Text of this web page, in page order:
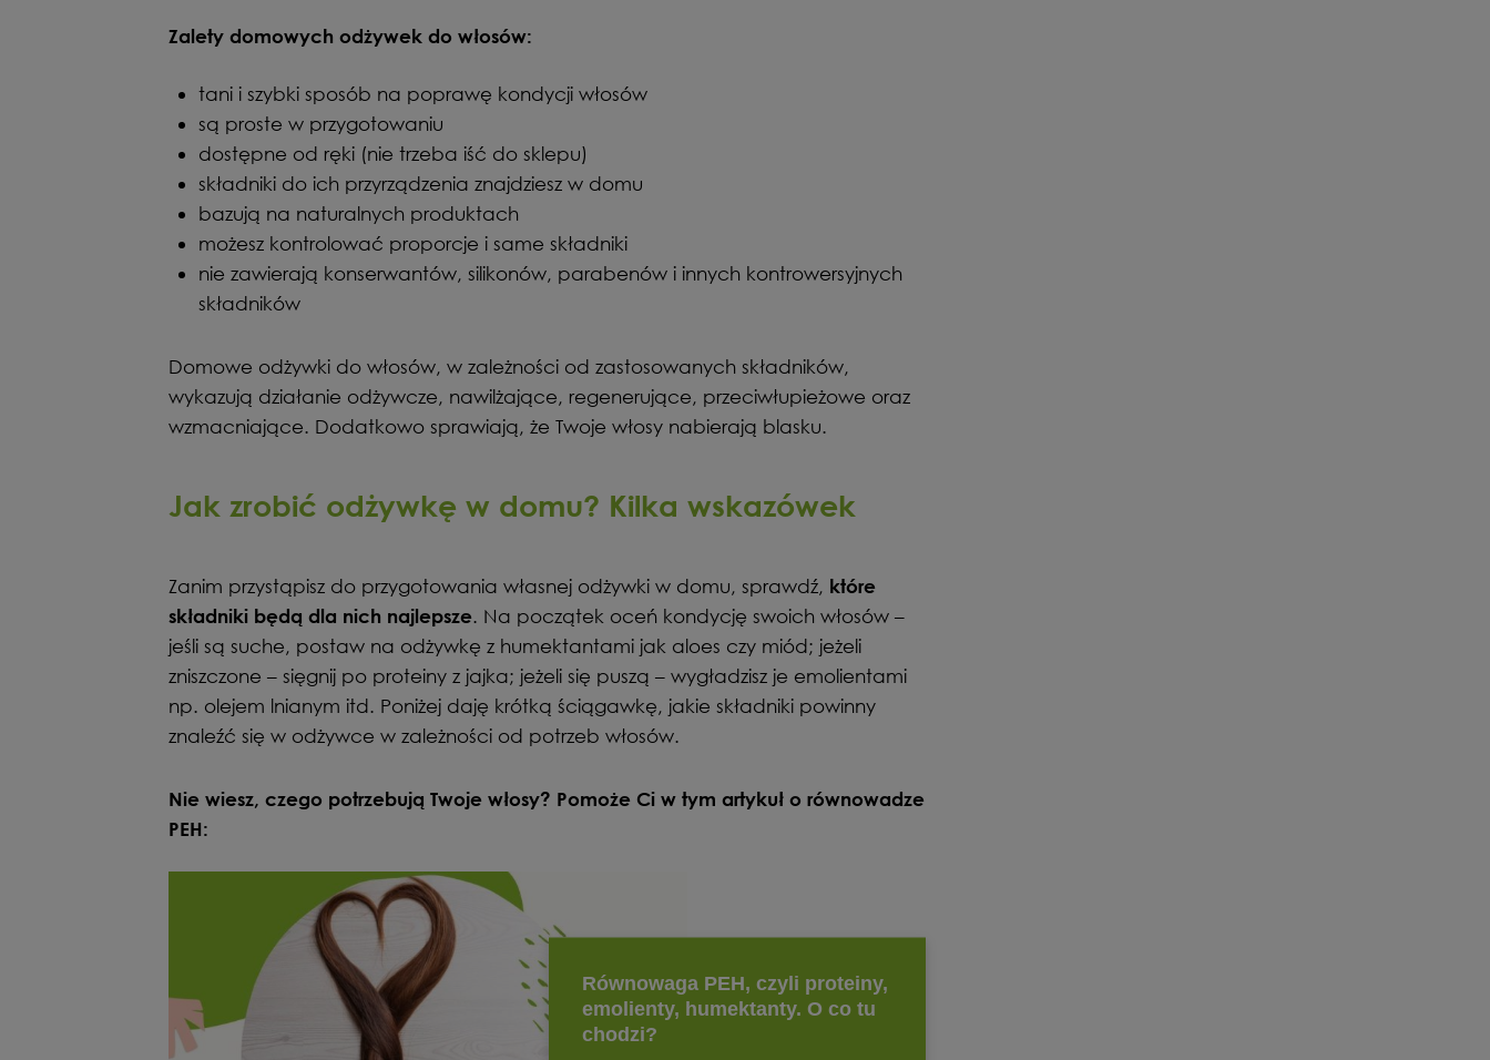
Zalety domowych odżywek do włosów:
tani i szybki sposób na poprawę kondycji włosów
są proste w przygotowaniu
dostępne od ręki (nie trzeba iść do sklepu)
składniki do ich przyrządzenia znajdziesz w domu
bazują na naturalnych produktach
możesz kontrolować proporcje i same składniki
nie zawierają konserwantów, silikonów, parabenów i innych kontrowersyjnych
składników
Domowe odżywki do włosów, w zależności od zastosowanych składników,
wykazują działanie odżywcze, nawilżające, regenerujące, przeciwłupieżowe oraz
wzmacniające. Dodatkowo sprawiają, że Twoje włosy nabierają blasku.
Jak zrobić odżywkę w domu? Kilka wskazówek
Zanim przystąpisz do przygotowania własnej odżywki w domu, sprawdź, które
składniki będą dla nich najlepsze. Na początek oceń kondycję swoich włosów –
jeśli są suche, postaw na odżywkę z humektantami jak aloes czy miód; jeżeli
zniszczone – sięgnij po proteiny z jajka; jeżeli się puszą – wygładzisz je emolientami
np. olejem lnianym itd. Poniżej daję krótką ściągawkę, jakie składniki powinny
znaleźć się w odżywce w zależności od potrzeb włosów.
Nie wiesz, czego potrzebują Twoje włosy? Pomoże Ci w tym artykuł o równowadze
PEH: